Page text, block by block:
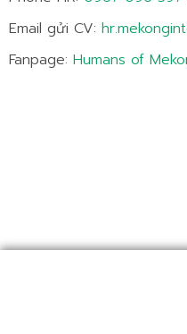
Email gửi CV:
Fanpage: Humans of